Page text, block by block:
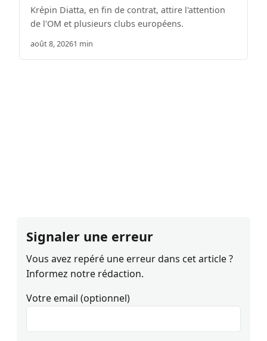
Krépin Diatta, en fin de contrat, attire l'attention
de l'OM et plusieurs clubs européens.
août 8, 20261 min
Signaler une erreur
Vous avez repéré une erreur dans cet article ?
Informez notre rédaction.
Votre email (optionnel)